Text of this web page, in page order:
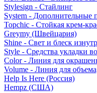
Stylesign - Стайлинг
System - Дополнительные
Topchic - Стойкая крем-
Greymy (Швейцария)
Shine - Свет и блеск
Style - Средства укладки
Color - Линия для
Volume - Линия для
Help Is Here (Россия)
Hempz (США)